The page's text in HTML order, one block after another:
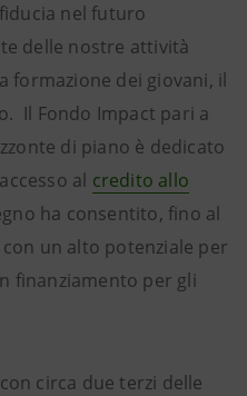
nel futuro
delle nostre attività
formazione dei giovani, il
Il Fondo Impact pari a
di piano è dedicato
al credito allo
ha consentito, fino al
con un alto potenziale per
finanziamento per gli
circa due terzi delle